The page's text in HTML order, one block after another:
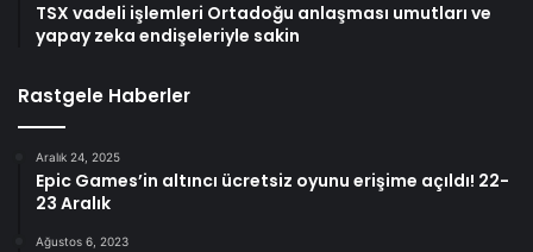
TSX vadeli işlemleri Ortadoğu anlaşması umutları ve
yapay zeka endişeleriyle sakin
Rastgele Haberler
Aralık 24, 2025
Epic Games’in altıncı ücretsiz oyunu erişime açıldı! 22-
23 Aralık
Ağustos 6, 2023